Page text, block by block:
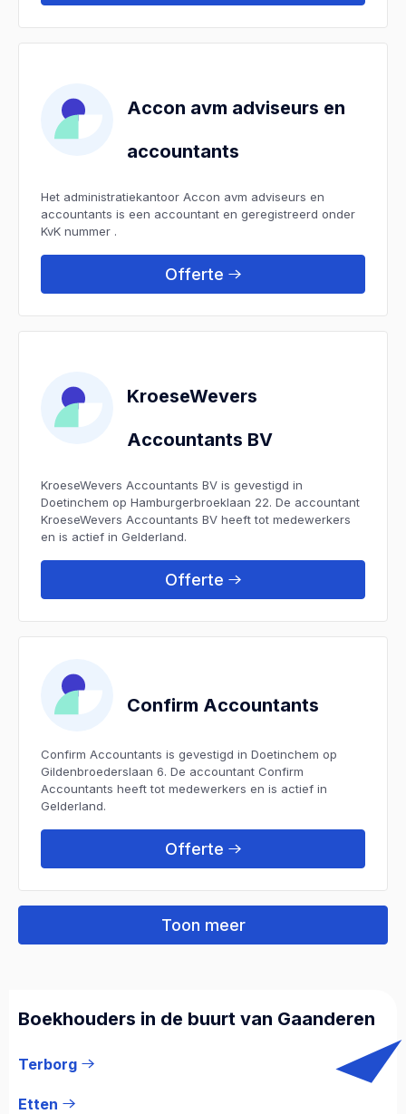
Accon avm adviseurs en
accountants
Het administratiekantoor Accon avm adviseurs en
accountants is een accountant en geregistreerd onder
KvK nummer .
Offerte
KroeseWevers
Accountants BV
KroeseWevers Accountants BV is gevestigd in
Doetinchem op Hamburgerbroeklaan 22. De accountant
KroeseWevers Accountants BV heeft tot medewerkers
en is actief in Gelderland.
Offerte
Confirm Accountants
Confirm Accountants is gevestigd in Doetinchem op
Gildenbroederslaan 6. De accountant Confirm
Accountants heeft tot medewerkers en is actief in
Gelderland.
Offerte
Toon meer
Boekhouders in de buurt van Gaanderen
Terborg
Etten